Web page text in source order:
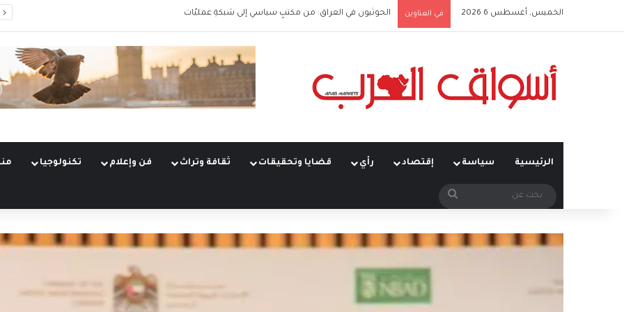
الخميس, أغسطس 6 2026 في العناوين الحوثيون في العراق: من مكتبٍ سياسي إلى شبكةِ عمليّات
الرئيسية سياسة إقتصاد رأي قضايا وتحقيقات ثقافة وتراث فن وإعلام تكنولوجيا
بحث